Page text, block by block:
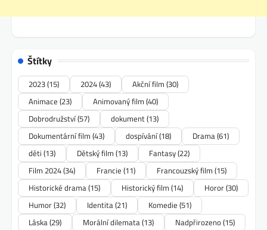
Štítky
2023(15) 2024(43) Akční film (30)
Animace (23) Animovaný film (40)
Dobrodružství(57) dokument(13)
Dokumentární film (43) dospívání(18) Drama(61)
děti (13) Dětský film (13) Fantasy(22)
Film 2024(34) Francie (11) Francouzský film (15)
Historické drama(15) Historický film (14) Horor(30)
Humor(32) Identita(21) Komedie (51)
Láska(29) Morální dilemata(13) Nadpřirozeno(15)